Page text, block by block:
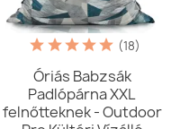
(18)
Óriás Babzsák
Padlópárna XXL
felnőtteknek - Outdoor